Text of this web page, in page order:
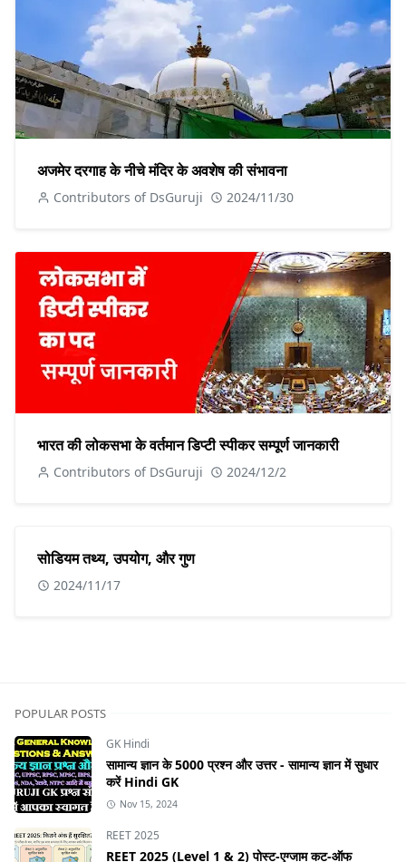
अजमेर दरगाह के नीचे मंदिर के अवशेष की संभावना
Contributors of DsGuruji 2024/11/30
भारत की लोकसभा के वर्तमान डिप्टी स्पीकर सम्पूर्ण जानकारी
Contributors of DsGuruji 2024/12/2
सोडियम तथ्य, उपयोग, और गुण
2024/11/17
POPULAR POSTS
GK Hindi
सामान्य ज्ञान के 5000 प्रश्न और उत्तर - सामान्य ज्ञान में सुधार
करें Hindi GK
Nov 15, 2024
REET 2025
REET 2025 (Level 1 & 2) पोस्ट-एग्जाम कट-ऑफ